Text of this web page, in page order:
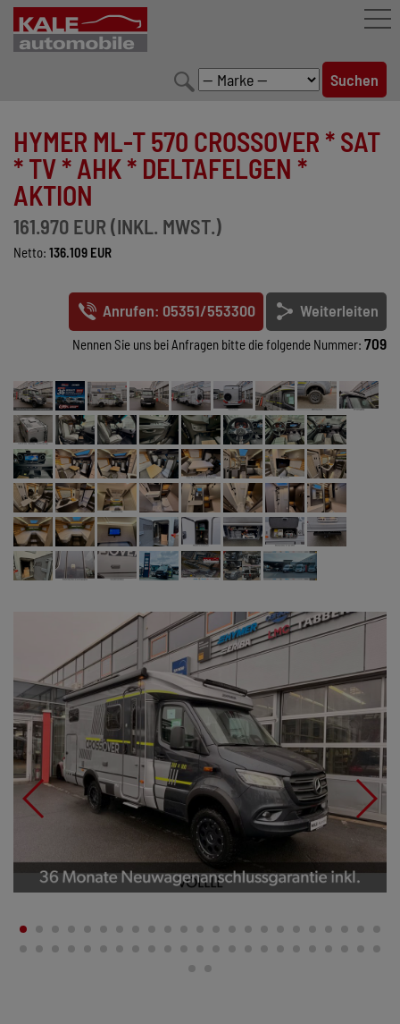
LEISTUNGEN
KONFIGURATOR
MARKENWELT
KONTAKT
HYMER ML-T 570 CROSSOVER * SAT
* TV * AHK * DELTAFELGEN *
AKTION
161.970 EUR (INKL. MWST.)
Netto: 136.109 EUR
Anrufen: 05351/553300 Weiterleiten
Nennen Sie uns bei Anfragen bitte die folgende Nummer: 709